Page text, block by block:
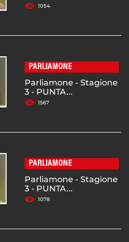
1054
PARLIAMONE
Parliamone - Stagione
3 - PUNTA...
1567
PARLIAMONE
Parliamone - Stagione
3 - PUNTA...
1078